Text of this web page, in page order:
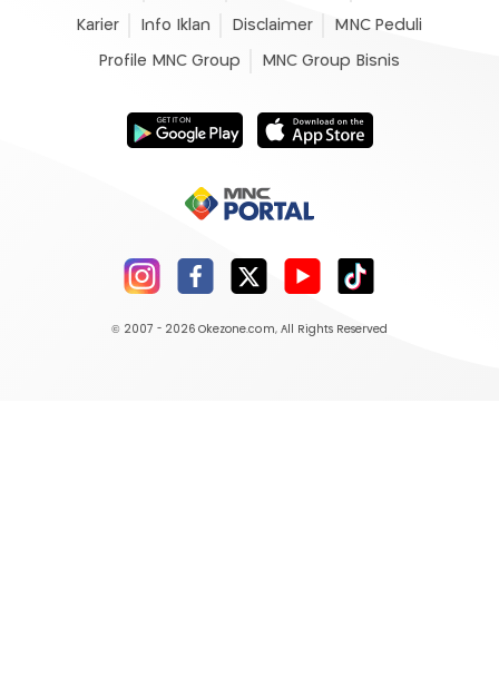
Karier Info Iklan Disclaimer MNC Peduli
Profile MNC Group MNC Group Bisnis
© 2007 - 2026 Okezone.com, All Rights Reserved